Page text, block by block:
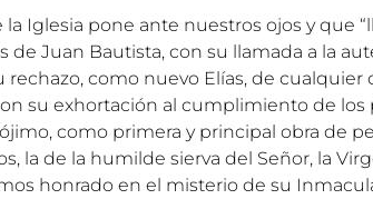
Iglesia pone ante nuestros ojos y que
de Juan Bautista, con su llamada a la
rechazo, como nuevo Elías, de cualquier
su exhortación al cumplimiento de los
como primera y principal obra de
la de la humilde sierva del Señor, la
honrado en el misterio de su